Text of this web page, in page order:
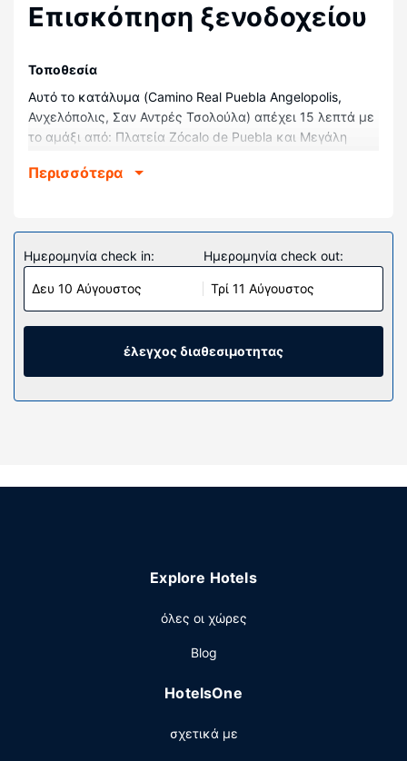
Επισκόπηση ξενοδοχείου
Τοποθεσία
Αυτό το κατάλυμα (Camino Real Puebla Angelopolis,
Ανχελόπολις, Σαν Αντρές Τσολούλα) απέχει 15 λεπτά με
το αμάξι από: Πλατεία Zócalo de Puebla και Μεγάλη
χλμ. από: Αφρικάμ Σαφάρι και 0,9 χλμ. από: Διεθνές
Νιώστε σαν στο σπίτι σας σε ένα από τα 274
κλιματιζόμενα δωμάτιά μας. Παραμείνετε online με
δωρεάν ασύρματη πρόσβαση στο ίντερνετ που
προσφέρεται. Τα μπάνια διαθέτουν δωρεάν προϊόντα
προσωπικής περιποίησης και πιστολάκια μαλλιών. Οι
παροχές περιλαμβάνουν τηλέφωνα, καθώς επίσης
χαμάμ. Σε αυτό το ξενοδοχείο θα βρείτε επίσης δωρεάν
Αν θέλετε να απολαύσετε διεθνής κουζίνα, μπορείτε να
που σερβίρει μεσημεριανό, βραδινό και πρόγευμα.
από το 24ωρo room service. Γνωρίστε άλλους
δεξίωση. Χαλαρώστε με ένα ποτό στο τέλος της μέρας
επιπλέον χρέωση είναι διαθέσιμο πρωινό (κατά
Περισσότερα
Ημερομηνία check in:
Δευ 10 Αύγουστος
Ημερομηνία check out:
Τρί 11 Αύγουστος
έλεγχος διαθεσιμοτητας
Explore Hotels
όλες οι χώρες
Blog
HotelsOne
σχετικά με